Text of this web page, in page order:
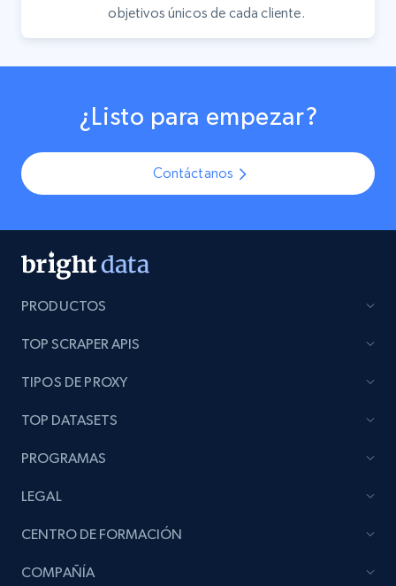
objetivos únicos de cada cliente.
¿Listo para empezar?
Contáctanos
PRODUCTOS
TOP SCRAPER APIS
TIPOS DE PROXY
TOP DATASETS
PROGRAMAS
LEGAL
CENTRO DE FORMACIÓN
COMPAÑÍA